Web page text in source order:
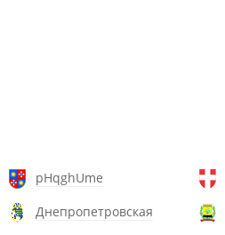
pHqghUme
Днепропетровская